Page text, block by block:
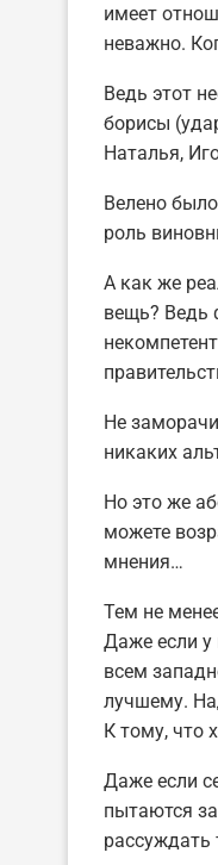
имеет
неважно.
Ведь этот
борисы
Наталья,
Велено
роль
А как же
вещь? Ведь
Не
никаких
Но это же
можете
мнения…
Тем не
Даже если у
всем
лучшему.
К тому, что
Даже если
пытаются
рассуждать